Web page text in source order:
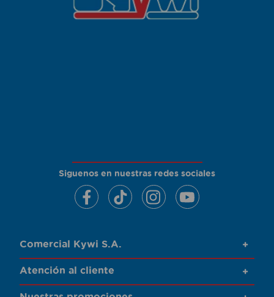
Siguenos en nuestras redes sociales
Comercial Kywi S.A. +
Atención al cliente +